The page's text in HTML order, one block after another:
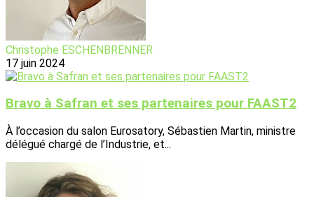
Christophe ESCHENBRENNER
17 juin 2024
Bravo à Safran et ses partenaires pour FAAST2
À l’occasion du salon Eurosatory, Sébastien Martin, ministre
délégué chargé de l’Industrie, et...